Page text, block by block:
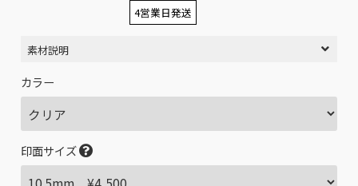
4営業日発送
素材説明
カラー
印面サイズ